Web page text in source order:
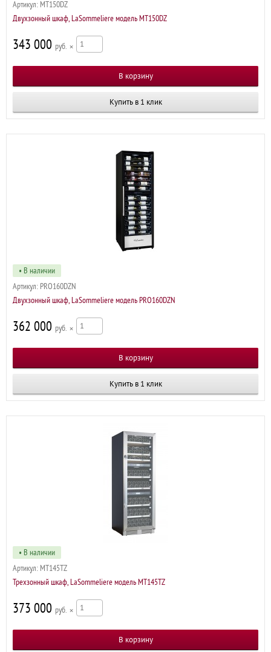
Артикул: MT150DZ
Двухзонный шкаф, LaSommeliere модель MT150DZ
343 000 р ×
Купить в 1 клик
• В наличии
Артикул: PRO160DZN
Двухзонный шкаф, LaSommeliere модель PRO160DZN
362 000 р ×
Купить в 1 клик
• В наличии
Артикул: MT145TZ
Трехзонный шкаф, LaSommeliere модель MT145TZ
373 000 р ×